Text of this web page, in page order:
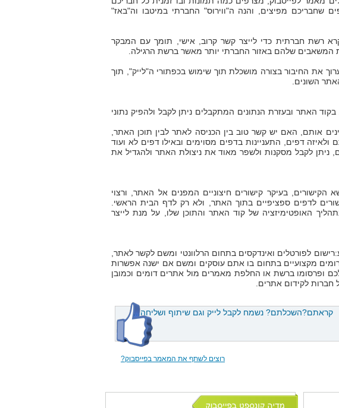
שחבריכם מפיצים, והנה ה"ווירוס" החברתי במיטבו וה"באז"
רשת חברתית כדי לייצר קשר קרוב, אישי, תומך עם המבקר
שלהם באזור החברתי יותר מאשר ברשת הרגילה.
את החיבור בצורה מושכלת תוך שימוש בכפתורי ה"לייק", תוך
השונים.
האתר ובעזרת הנתונים המתקבלים ניתן לקבל ולהפיק נתוני
אותם, האם יש קשר טוב בין הכניסה לאתר לבין תוכן האתר,
דפים, התעניינות בדפים מסוימים ובאילו דפים לא ועוד
ניתן לקבל מסקנות ולשפר מאוד את ניצולת האתר ולהגדיל את
בעיקר קישורים חיצוניים המפנים אל האתר, ורצוי
לדפים ספציפיים בתוך האתר, ולא רק לדף הבית הראשי.
האופטימיזציה של קוד האתר והתוכן שלו, על מנת לייצר
לפורטלים ואינדקסים בתחום הרלוונטי ומשם לקשר לאתר,
מקצועיים בתחום בו אתם עוסקים ומשם אם ישנה אפשרות
ופרסומו ברשת או החלפת מאמרים מול אתרים דומים וכמובן
חברות לקידום אתרים.
קראתם?השכלתם? נשמח לקבל לייק וגם שיתוף ושליחה...
רוצים לשתף את המאמר בפייסבוק?